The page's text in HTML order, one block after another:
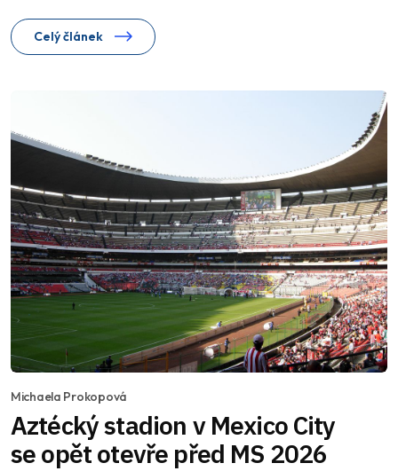
Celý článek
Michaela Prokopová
Aztécký stadion v Mexico City
se opět otevře před MS 2026